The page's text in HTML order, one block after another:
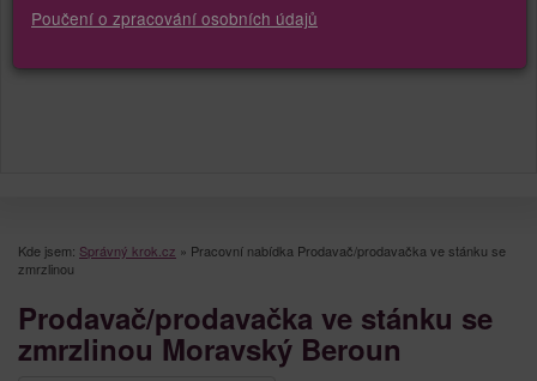
Kde jsem: Správný krok.cz » Pracovní nabídka Prodavač/prodavačka ve stánku se
zmrzlinou
Prodavač/prodavačka ve stánku se
zmrzlinou Moravský Beroun
Poučení o zpracování osobních údajů